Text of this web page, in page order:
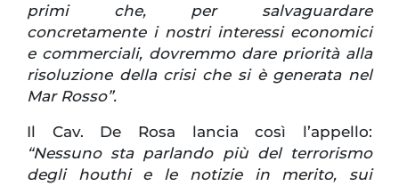
primi che, per salvaguardare
concretamente i nostri interessi economici
e commerciali, dovremmo dare priorità alla
risoluzione della crisi che si è generata nel
Mar Rosso”.
Il Cav. De Rosa lancia così l’appello:
“Nessuno sta parlando più del terrorismo
degli houthi e le notizie in merito, sui